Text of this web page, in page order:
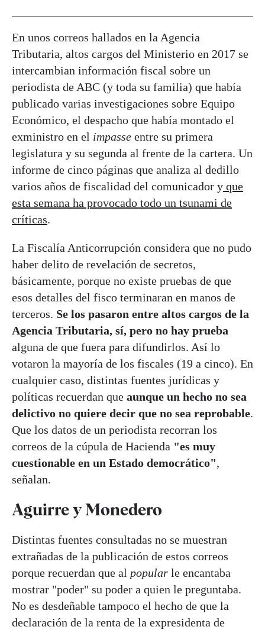
En unos correos hallados en la Agencia
Tributaria, altos cargos del Ministerio en 2017 se
intercambian información fiscal sobre un
periodista de ABC (y toda su familia) que había
publicado varias investigaciones sobre Equipo
Económico, el despacho que había montado el
exministro en el impasse entre su primera
legislatura y su segunda al frente de la cartera. Un
informe de cinco páginas que analiza al dedillo
varios años de fiscalidad del comunicador y que
esta semana ha provocado todo un tsunami de
críticas.
La Fiscalía Anticorrupción considera que no pudo
haber delito de revelación de secretos,
básicamente, porque no existe pruebas de que
esos detalles del fisco terminaran en manos de
terceros. Se los pasaron entre altos cargos de la
Agencia Tributaria, sí, pero no hay prueba
alguna de que fuera para difundirlos. Así lo
votaron la mayoría de los fiscales (19 a cinco). En
cualquier caso, distintas fuentes jurídicas y
políticas recuerdan que aunque un hecho no sea
delictivo no quiere decir que no sea reprobable.
Que los datos de un periodista recorran los
correos de la cúpula de Hacienda "es muy
cuestionable en un Estado democrático",
señalan.
Aguirre y Monedero
Distintas fuentes consultadas no se muestran
extrañadas de la publicación de estos correos
porque recuerdan que al popular le encantaba
mostrar "poder" su poder a quien le preguntaba.
No es desdeñable tampoco el hecho de que la
declaración de la renta de la expresidenta de